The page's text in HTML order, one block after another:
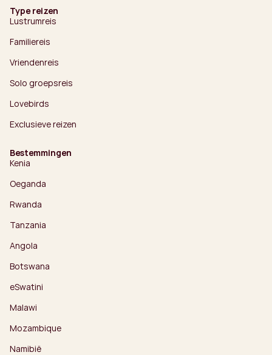
Type reizen
Lustrumreis
Familiereis
Vriendenreis
Solo groepsreis
Lovebirds
Exclusieve reizen
Bestemmingen
Kenia
Oeganda
Rwanda
Tanzania
Angola
Botswana
eSwatini
Malawi
Mozambique
Namibië